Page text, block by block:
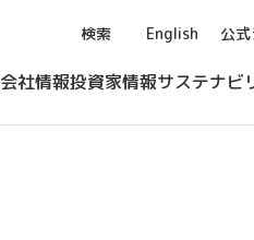
検索 English 公
会社情報投資家情報サステナビ